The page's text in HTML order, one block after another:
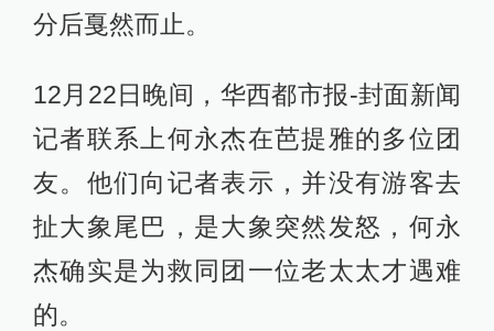
分后戛然而止。
12月22日晚间，华西都市报-封面新闻
记者联系上何永杰在芭提雅的多位团
友。他们向记者表示，并没有游客去
扯大象尾巴，是大象突然发怒，何永
杰确实是为救同团一位老太太才遇难
的。